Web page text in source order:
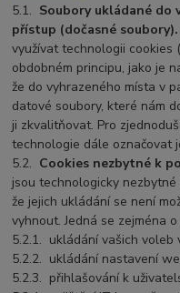
5.1. Soubory ukládané do
přístup (dočasné soubory).
využívat technologii cookies
obdobném principu, jako je
že do vyhrazeného místa v
datové soubory, které nám
ji zkvalitňovat. Pro
technologie dále označovat
5.2. Cookies nezbytné k
jsou technologicky
že jejich ukládání se není
vyhnout. Jedná se zejména
5.2.1. ukládání vašich voleb
5.2.2. ukládání nastavení
5.2.3. přihlašování k